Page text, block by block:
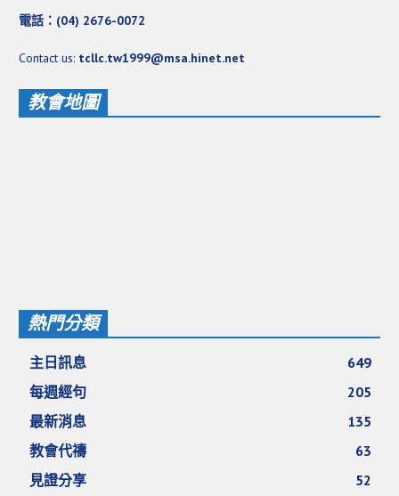
愛加倍活動相簿
讚美之泉 YOUTUBE 頻道
聖經 和合本
每日研經釋義
信望愛全球資訊網
蒲公英希望基金會
好消息衛星電視台
電話：(04) 2676-0072
Contact us: tcllc.tw1999@msa.hinet.net
教會地圖
熱門分類
主日訊息
649
每週經句
205
最新消息
135
教會代禱
63
見證分享
52